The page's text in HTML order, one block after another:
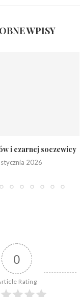
WPISY
i czarnej soczewicy
2026
0
Rating